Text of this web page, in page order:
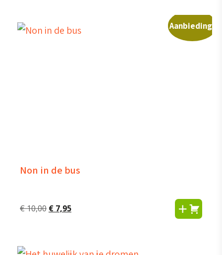
Aanbieding!
Non in de bus
€10,00 Oorspronkelijke
€ 7,95Huidige